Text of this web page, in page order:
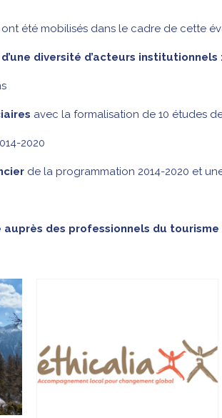
été mobilisés dans le cadre de cette
diversité d’acteurs institutionnels :
avec la formalisation de 10 études
2020
de la programmation 2014-2020 et
auprès des professionnels du tourisme